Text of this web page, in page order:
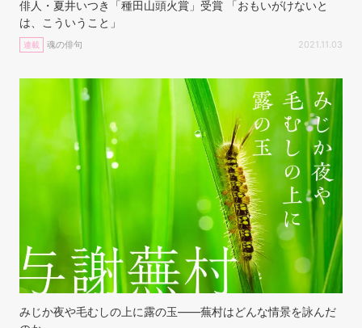
俳人・夏井いつき「種田山頭火賞」受賞 「おもいがけないと
は、こういうこと」
連載 魂の俳句 2021.11.03
みじか夜や毛むしの上に露の玉——蕪村はどんな情景を詠んだ